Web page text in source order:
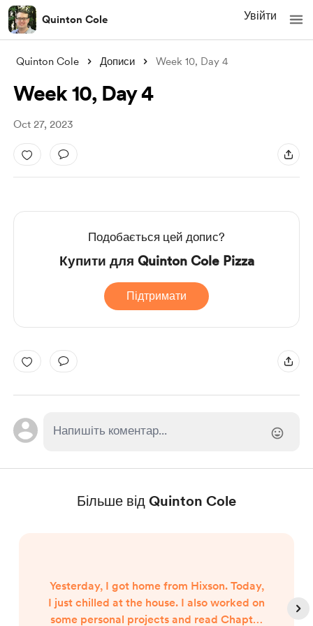
Quinton Cole Увійти
Quinton Cole Дописи Week 10, Day 4
Week 10, Day 4
Oct 27, 2023
Подобається цей допис?
Купити для Quinton Cole Pizza
Підтримати
Більше від Quinton Cole
Yesterday, I got home from Hixson. Today,
I just chilled at the house. I also worked on
some personal projects and read Chapter